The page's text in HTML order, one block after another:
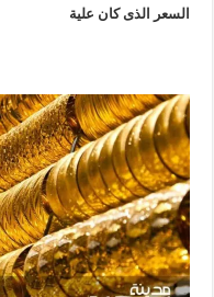
السعر الذى كان علية